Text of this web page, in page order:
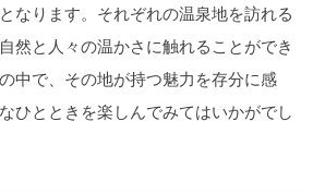
なります。それぞれの温泉地を訪れる
然と人々の温かさに触れることができ
中で、その地が持つ魅力を存分に感
ひとときを楽しんでみてはいかがでし